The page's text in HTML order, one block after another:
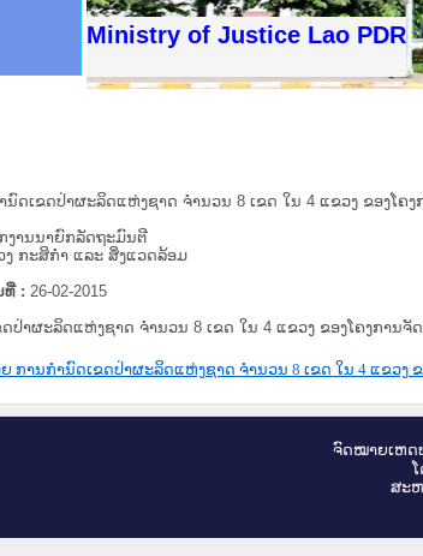
Ministry of Justice Lao PDR
ນົດເຂດປ່າຜະລິດແຫ່ງຊາດ ຈຳນວນ 8 ເຂດ ໃນ 4 ແຂວງ ຂອງໂ
ງານນາຍົກລັດຖະມົນຕີ
ງ ກະສິກຳ ແລະ ສິ່ງແວດລ້ອມ
ທີ່ : 26-02-2015
ປ່າຜະລິດແຫ່ງຊາດ ຈຳນວນ 8 ເຂດ ໃນ 4 ແຂວງ ຂອງໂຄງການ
ການກຳນົດເຂດປ່າຜະລິດແຫ່ງຊາດ ຈຳນວນ 8 ເຂດ ໃນ 4 ແຂວ
ຈົດ​ໝາຍ​ເຫດ​
ສະ​